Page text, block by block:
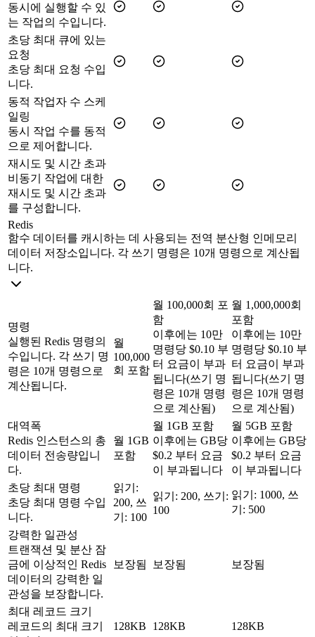
동시에 실행할 수 있
는 작업의 수입니다.
초당 최대 큐에 있는
요청
초당 최대 요청 수입
니다.
동적 작업자 수 스케
일링
동시 작업 수를 동적
으로 제어합니다.
재시도 및 시간 초과
비동기 작업에 대한
재시도 및 시간 초과
를 구성합니다.
Redis
함수 데이터를 캐시하는 데 사용되는 전역 분산형 인메모리
데이터 저장소입니다. 각 쓰기 명령은 10개 명령으로 계산됩
니다.
명령
실행된 Redis 명령의
수입니다. 각 쓰기 명
령은 10개 명령으로
계산됩니다.
월
100,000
회 포함
월 100,000회 포
함
이후에는 10만
명령당 $0.10 부
터 요금이 부과
됩니다(쓰기 명
령은 10개 명령
으로 계산됨)
월 1,000,000회
포함
이후에는 10만
명령당 $0.10 부
터 요금이 부과
됩니다(쓰기 명
령은 10개 명령
으로 계산됨)
대역폭
Redis 인스턴스의 총
데이터 전송량입니
다.
월 1GB
포함
월 1GB 포함
이후에는 GB당
$0.2 부터 요금
이 부과됩니다
월 5GB 포함
이후에는 GB당
$0.2 부터 요금
이 부과됩니다
초당 최대 명령
초당 최대 명령 수입
니다.
읽기:
200, 쓰
기: 100
읽기: 200, 쓰기:
100
읽기: 1000, 쓰
기: 500
강력한 일관성
트랜잭션 및 분산 잠
금에 이상적인 Redis
데이터의 강력한 일
관성을 보장합니다.
보장됨 보장됨 보장됨
최대 레코드 크기
레코드의 최대 크기
128KB 128KB 128KB